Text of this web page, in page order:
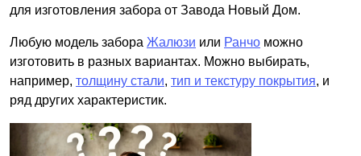
для изготовления забора от Завода Новый Дом.
Любую модель забора Жалюзи или Ранчо можно
изготовить в разных вариантах. Можно выбирать,
например, толщину стали, тип и текстуру покрытия, и
ряд других характеристик.